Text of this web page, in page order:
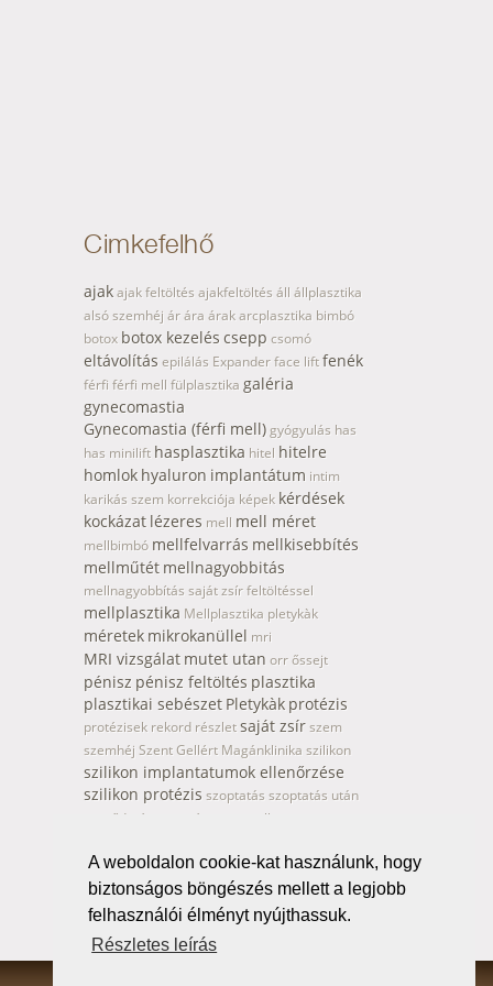
A weboldalon cookie-kat használunk, hogy
biztonságos böngészés mellett a legjobb
felhasználói élményt nyújthassuk.
Részletes leírás
Cimkefelhő
ajakajak feltöltés ajakfeltöltés áll állplasztika
alsó szemhéj árára árakarcplasztika bimbó
botox botox kezelés csepp csomó
eltávolítás epilálás Expanderface liftfenék
férfi férfi mell fülplasztika galéria
gynecomastia
Gynecomastia (férfi mell) gyógyulás has
has minilift hasplasztika hitel hitelre
homlok hyaluron implantátum intim
karikás szem korrekciója képek kérdések
kockázat lézeres mell mell méret
mellbimbó mellfelvarrás mellkisebbítés
mellműtét mellnagyobbitás
mellnagyobbítás saját zsír feltöltéssel
mellplasztika Mellplasztika pletykàk
méretek mikrokanüllel mri
MRI vizsgálat mutet utan orrőssejt
pénisz pénisz feltöltés plasztika
plasztikai sebészet Pletykàk protézis
protézisek rekord részletsaját zsírszem
szemhéj Szent Gellért Magánklinika szilikon
szilikon implantatumok ellenőrzése
szilikon protézis szoptatás szoptatás után
szövődmény
természetes mell
tetoválástetoválás eltávolítástoka
vádlivádli formázás vádli plasztika
Vákumos mellnagyobbításZsirleszivás